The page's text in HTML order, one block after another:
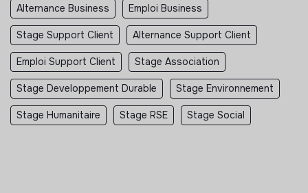
Alternance Business Emploi Business
Stage Support Client Alternance Support Client
Emploi Support Client Stage Association
Stage Developpement Durable Stage Environnement
Stage Humanitaire Stage RSE Stage Social